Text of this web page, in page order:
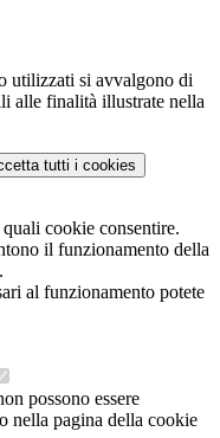
utilizzati si avvalgono di
alle finalità illustrate nella
tutti i cookies
cookie consentire.
il funzionamento della
al funzionamento potete
possono essere
nella pagina della cookie